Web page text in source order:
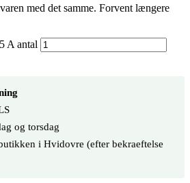
med det samme. Forvent længere
A antal
og torsdag
i Hvidovre (efter bekraeftelse